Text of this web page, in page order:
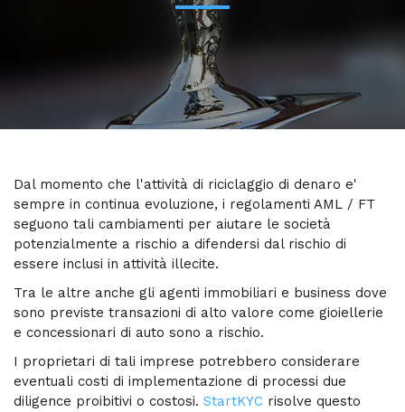
Dal momento che l'attività di riciclaggio di denaro e'
sempre in continua evoluzione, i regolamenti AML / FT
seguono tali cambiamenti per aiutare le società
potenzialmente a rischio a difendersi dal rischio di
essere inclusi in attività illecite.
Tra le altre anche gli agenti immobiliari e business dove
sono previste transazioni di alto valore come gioiellerie
e concessionari di auto sono a rischio.
I proprietari di tali imprese potrebbero considerare
eventuali costi di implementazione di processi due
diligence proibitivi o costosi. StartKYC risolve questo